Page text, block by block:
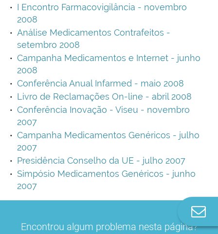
I Encontro Farmacovigilância - novembro
2008
Análise Medicamentos Contrafeitos -
setembro 2008
Campanha Medicamentos e Internet - junho
2008
Conferência Anual Infarmed - maio 2008
Livro de Reclamações On-line - abril 2008
Conferência Inovação - Viseu - novembro
2007
Campanha Medicamentos Genéricos - julho
2007
Presidência Conselho da UE - julho 2007
Simpósio Medicamentos Genéricos - junho
2007
Encontrou algum problema nesta página?